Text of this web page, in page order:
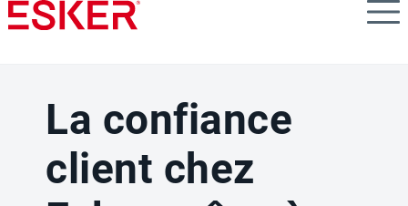
Skip
to
La confiance
client chez